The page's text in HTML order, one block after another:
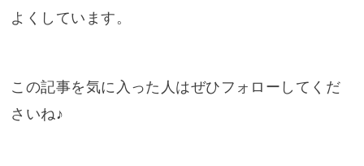
よくしています。
この記事を気に入った人はぜひフォローしてくだ
さいね♪